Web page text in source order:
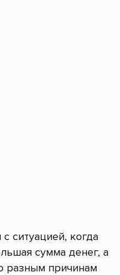
ситуацией, когда
сумма денег, а
разным причинам